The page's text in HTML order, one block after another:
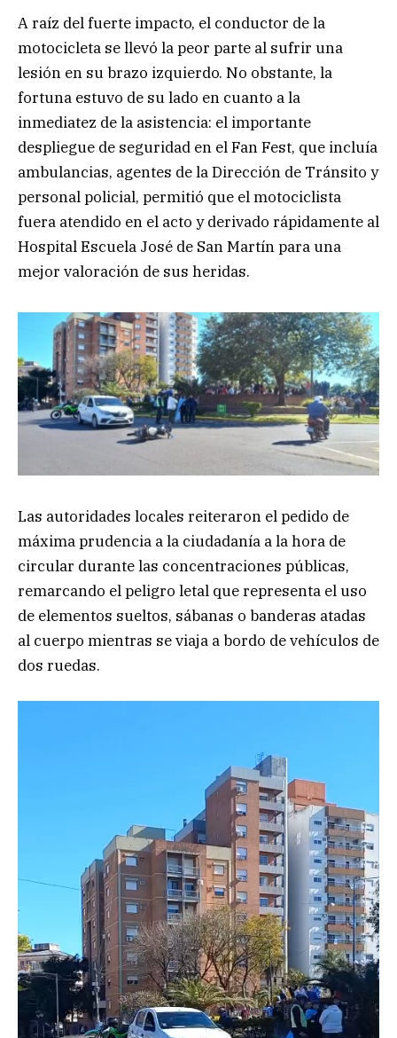
A raíz del fuerte impacto, el conductor de la
motocicleta se llevó la peor parte al sufrir una
lesión en su brazo izquierdo. No obstante, la
fortuna estuvo de su lado en cuanto a la
inmediatez de la asistencia: el importante
despliegue de seguridad en el Fan Fest, que incluía
ambulancias, agentes de la Dirección de Tránsito y
personal policial, permitió que el motociclista
fuera atendido en el acto y derivado rápidamente al
Hospital Escuela José de San Martín para una
mejor valoración de sus heridas.
Las autoridades locales reiteraron el pedido de
máxima prudencia a la ciudadanía a la hora de
circular durante las concentraciones públicas,
remarcando el peligro letal que representa el uso
de elementos sueltos, sábanas o banderas atadas
al cuerpo mientras se viaja a bordo de vehículos de
dos ruedas.